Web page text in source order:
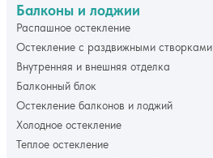
Балконы и лоджии
Распашное остекление
Остекление с раздвижными створками
Внутренняя и внешняя отделка
Балконный блок
Остекление балконов и лоджий
Холодное остекление
Теплое остекление